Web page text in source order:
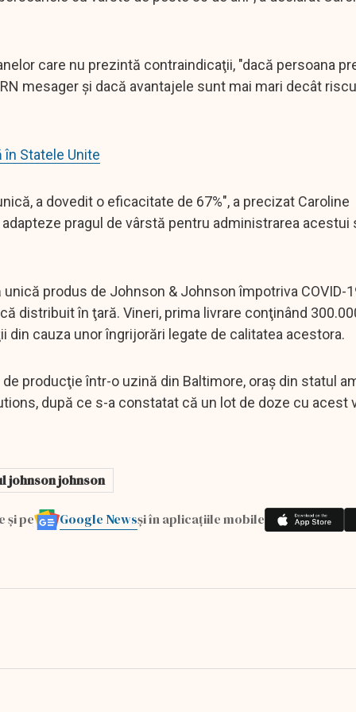
care nu prezintă contraindicaţii, "dacă persoana
mesager şi dacă avantajele sunt mai mari decât
în Statele Unite
a dovedit o eficacitate de 67%", a precizat Caroline
pragul de vârstă pentru administrarea acestui
produs de Johnson & Johnson împotriva COVID-
distribuit în ţară. Vineri, prima livrare conţinând
cauza unor îngrijorări legate de calitatea acestora.
producţie într-o uzină din Baltimore, oraş din statul
după ce s-a constatat că un lot de doze cu acest
johnson johnson
și pe Google Newsși în aplicațiile mobile